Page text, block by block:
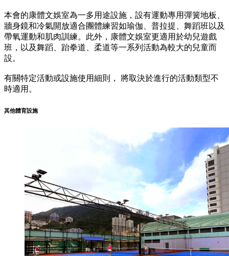
本會的康體文娛室為一多用途設施，設有運動專用彈簧地板、
牆身鏡和冷氣開放適合團體練習如瑜伽、普拉提、舞蹈班以及
帶氧運動和肌肉訓練。此外，康體文娛室更適用於幼兒遊戲
班，以及舞蹈、跆拳道、柔道等一系列活動為較大的兒童而
設。
有關特定活動或設施使用細則， 將取決於進行的活動類型不
時適用。
其他體育設施